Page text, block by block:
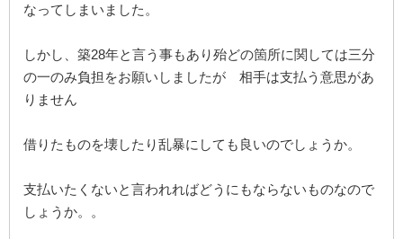
なってしまいました。
しかし、築28年と言う事もあり殆どの箇所に関しては三分
の一のみ負担をお願いしましたが 相手は支払う意思があ
りません
借りたものを壊したり乱暴にしても良いのでしょうか。
支払いたくないと言われればどうにもならないものなので
しょうか。。